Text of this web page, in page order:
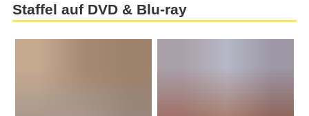
Staffel auf DVD & Blu-ray